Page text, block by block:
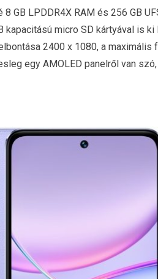
GB LPDDR4X RAM és 256 GB
micro SD kártyával is ki
2400 x 1080, a maximális
egy AMOLED panelről van